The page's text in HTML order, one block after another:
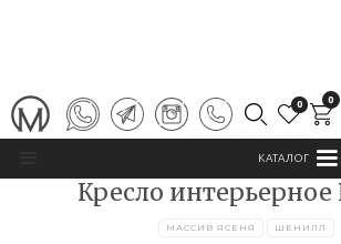
0 0
КАТАЛОГ
ГЛАВНАЯ / КАТАЛОГ / МЯГКАЯ МЕБЕЛЬ КРЕСЛА
ИНТЕРЬЕРНОЕ ROLEX
Кресло интерьерное
МАССИВ ЯСЕНЯ ШЕНИЛЛ